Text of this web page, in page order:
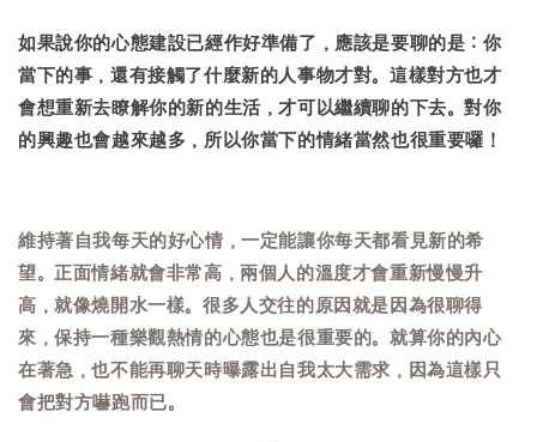
如果說你的心態建設已經作好準備了，應該是要聊的是：你
當下的事，還有接觸了什麼新的人事物才對。這樣對方也才
會想重新去瞭解你的新的生活，才可以繼續聊的下去。對你
的興趣也會越來越多，所以你當下的情緒當然也很重要囉！
維持著自我每天的好心情，一定能讓你每天都看見新的希
望。正面情緒就會非常高，兩個人的溫度才會重新慢慢升
高，就像燒開水一樣。很多人交往的原因就是因為很聊得
來，保持一種樂觀熱情的心態也是很重要的。就算你的內心
在著急，也不能再聊天時曝露出自我太大需求，因為這樣只
會把對方嚇跑而已。